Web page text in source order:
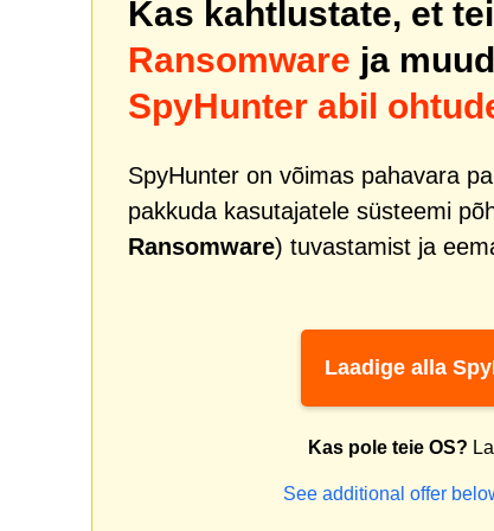
Kas kahtlustate, et
Ransomware ja
SpyHunter abil
SpyHunter on võimas pahavara
pakkuda kasutajatele süsteemi
Ransomware) tuvastamist ja
Laadige alla
Kas pole teie OS?
See additional offer